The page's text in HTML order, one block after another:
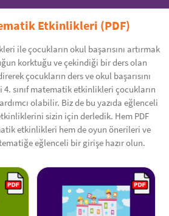
Etkinlikleri (PDF)
ile çocukların okul başarısını artırmak
korktuğu ve çekindiği bir ders olan
çocukların ders ve okul başarısını
sınıf matematik etkinlikleri çocukların
olabilir. Biz de bu yazıda eğlenceli
sizin için derledik. Hem PDF
etkinlikleri hem de oyun önerileri ve
eğlenceli bir girişe hazır olun.